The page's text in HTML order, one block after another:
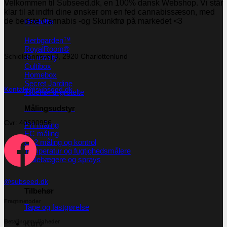
Grotelte
Herbgarden™
RoyalRoom®
AC infinity
Cultibox
Homebox
Secret Jardine
Tilbehør til grotelte
Målingsudstyr
PH måling
EC måling
Co2 måling og kontrol
Temperatur og fugtighedsmålere
Målebægere og sprays
Tilbehør
Tape og fastgørelse
Velkommen til Subseed.dk, en 100% dansk Webshop. Vi står
klar til at indfri dine ønsker om en fed cannabissæson, med
de bedste Cannabis -og Skunkfrø på markedet <3
Schioldannsvej 3, 2920 Charlottenlund
Kontakt@subseed.dk
Cvr: 40690956
@subseed.dk